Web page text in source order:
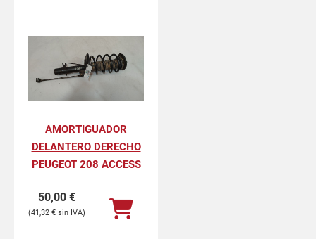
AMORTIGUADOR
DELANTERO DERECHO
PEUGEOT 208 ACCESS
50,00 €
41,32 €